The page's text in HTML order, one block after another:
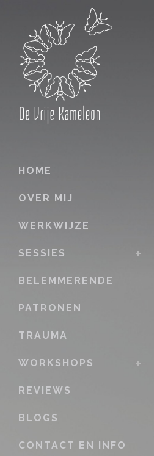
HOME
OVER MIJ
WERKWIJZE
SESSIES
BELEMMERENDE
PATRONEN
TRAUMA
WORKSHOPS
REVIEWS
BLOGS
CONTACT EN INFO